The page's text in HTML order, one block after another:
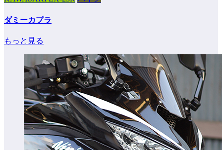
ダミーカプラ
もっと見る